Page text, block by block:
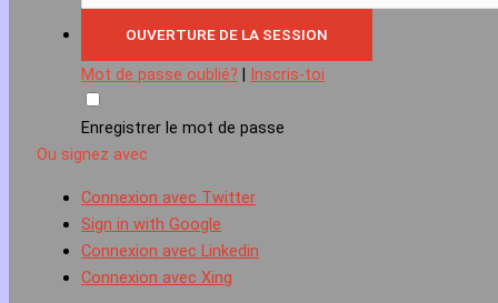
Mot de passe oublié? Inscris-toi
Enregistrer le mot de passe
Ou signez avec
Connexion avec Twitter
Sign in with Google
Connexion avec Linkedin
Connexion avec Xing